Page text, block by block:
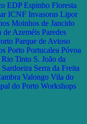
EDP Espinho Floresta
ICNF Invasoras Lipor
Moinhos de Jancido
de Azeméis Paredes
Parque de Avioso
Porto Portucalea Póvoa
Rio Tinto S. João da
Sardoeira Serra da Freita
Valongo Vila do
do Porto Workshops